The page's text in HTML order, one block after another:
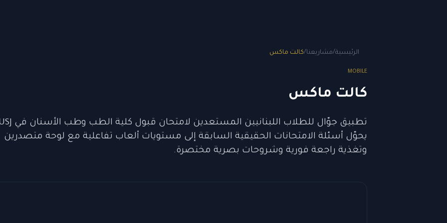
الرئيسية/مشاريعنا/كالت ماكس
MOBILE
كالت ماكس
يحوّل أسئلة الامتحانات الحقيقية السابقة إلى مستويات ألعاب تفاعلية مع لوحة متصدرين
وتغذية راجعة فورية وشروحات بصرية مختصرة.